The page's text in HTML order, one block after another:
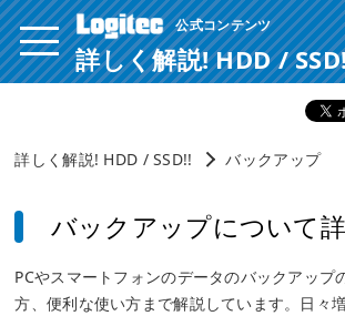
公式コンテンツ
詳しく解説! HDD /
詳しく解説! HDD / SSD!! バックアップ
バックアップについて
PCやスマートフォンのデータのバックアップ
方、便利な使い方まで解説しています。日々